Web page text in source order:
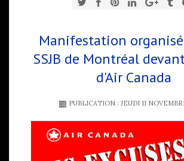
Manifestation
SSJB de Montréal
d'Air Canada
PUBLICATION : JEUDI 11